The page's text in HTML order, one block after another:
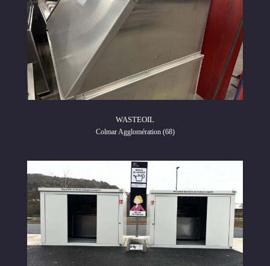
WASTEOIL
Colmar Agglomération (68)